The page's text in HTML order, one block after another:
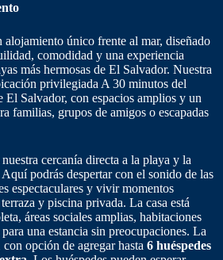
único frente al mar, diseñado
comodidad y una experiencia
más hermosas de El Salvador. Nuestra
privilegiada A 30 minutos del
El Salvador, con espacios amplios y un
familias, grupos de amigos o escapadas
cercanía directa a la playa y la
podrás despertar con el sonido de las
espectaculares y vivir momentos
y piscina privada. La casa está
áreas sociales amplias, habitaciones
una estancia sin preocupaciones. La
con opción de agregar hasta 6 huéspedes